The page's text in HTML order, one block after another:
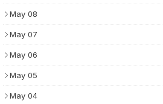
May 08
May 07
May 06
May 05
May 04